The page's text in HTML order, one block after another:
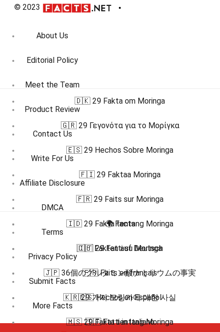
© 2023
About Us
Editorial Policy
Meet the Team
Product Review
Contact Us
Write For Us
Affiliate Disclosure
DMCA
Terms
Privacy Policy
Submit Facts
More Facts
🇩🇰 29 Fakta om Moringa
🇬🇷 29 Γεγονότα για το Μορίγκα
🇪🇸 29 Hechos Sobre Moringa
🇫🇮 29 Faktaa Moringa
🇫🇷 29 Faits sur Moringa
🇮🇩 29 Fakta tentang Moringa
🇮🇹 29 Fatti su Moringa
🇯🇵 36個のグルタミン酸ナトリウムの事実
🇰🇷 29 가지 모링가에 대한 사실
🇲🇸 29 Fakta tentang Moringa
🌍 Facts
🇩🇪 Fakten auf Deutsch
🇫🇷 Faits en français
🇪🇸 Hechos en Español
🇮🇹 Fatti in Italiano